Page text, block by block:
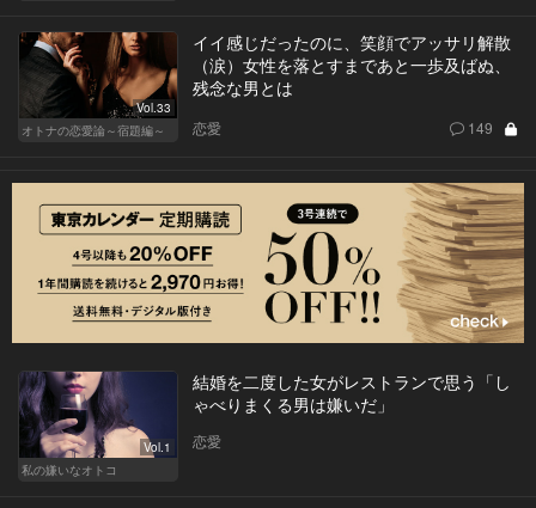
Vol.33
オトナの恋愛論～宿題編～
イイ感じだったのに、笑顔でアッサリ解散
（涙）女性を落とすまであと一歩及ばぬ、
残念な男とは
恋愛 149
Vol.1
私の嫌いなオトコ
結婚を二度した女がレストランで思う「し
ゃべりまくる男は嫌いだ」
恋愛